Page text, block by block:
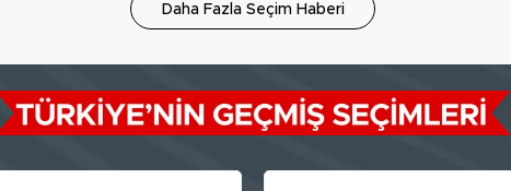
Daha Fazla Seçim Haberi